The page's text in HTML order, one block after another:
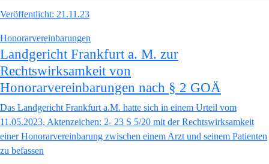
Veröffentlicht: 21.11.23
Honorarvereinbarungen
Landgericht Frankfurt a. M. zur
Rechtswirksamkeit von
Honorarvereinbarungen nach § 2 GOÄ
Das Landgericht Frankfurt a.M. hatte sich in einem Urteil vom
11.05.2023, Aktenzeichen: 2- 23 S 5/20 mit der Rechtswirksamkeit
einer Honorarvereinbarung zwischen einem Arzt und seinem Patienten
zu befassen